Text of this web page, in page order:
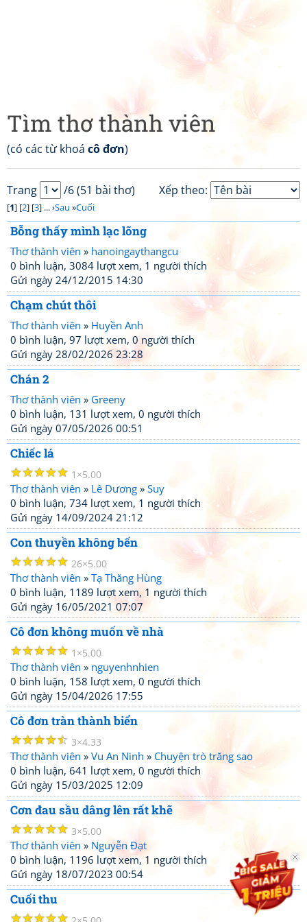
Tìm thơ thành viên
(có các từ khoá cô đơn)
Xếp theo:
Trang /6 (51 bài thơ)
[1] [2] [3] ... ›Sau »Cuối
Bỗng thấy mình lạc lõng
Thơ thành viên » hanoingaythangcu
0 bình luận, 3084 lượt xem, 1 người thích
Gửi ngày 24/12/2015 14:30
Chạm chút thôi
Thơ thành viên » Huyền Anh
0 bình luận, 97 lượt xem, 0 người thích
Gửi ngày 28/02/2026 23:28
Chán 2
Thơ thành viên » Greeny
0 bình luận, 131 lượt xem, 0 người thích
Gửi ngày 07/05/2026 00:51
Chiếc lá
☆
☆
☆
☆
☆ 1 5.00
Thơ thành viên » Lê Dương » Suy
0 bình luận, 734 lượt xem, 1 người thích
Gửi ngày 14/09/2024 21:12
Con thuyền không bến
☆
☆
☆
☆
☆ 26 5.00
Thơ thành viên » Tạ Thăng Hùng
0 bình luận, 1189 lượt xem, 1 người thích
Gửi ngày 16/05/2021 07:07
Cô đơn không muốn về nhà
☆
☆
☆
☆
☆ 1 5.00
Thơ thành viên » nguyenhnhien
0 bình luận, 158 lượt xem, 0 người thích
Gửi ngày 15/04/2026 17:55
Cô đơn tràn thành biển
☆
☆
☆
☆
☆ 3 4.33
Thơ thành viên » Vu An Ninh » Chuyện trò trăng sao
0 bình luận, 641 lượt xem, 0 người thích
Gửi ngày 15/03/2025 12:09
Cơn đau sầu dâng lên rất khẽ
☆
☆
☆
☆
☆ 3 5.00
Thơ thành viên » Nguyễn Đạt
0 bình luận, 1196 lượt xem, 1 người thích
Gửi ngày 18/07/2023 00:54
Cuối thu
☆
☆
☆
☆
☆